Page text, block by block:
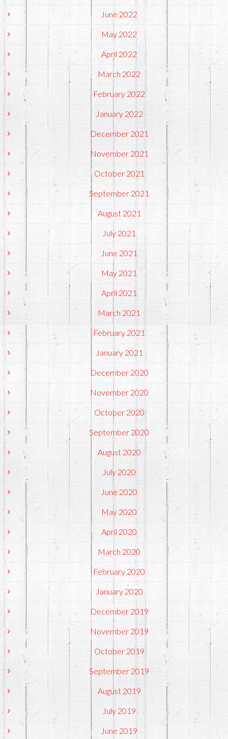
June 2022
May 2022
April 2022
March 2022
February 2022
January 2022
December 2021
November 2021
October 2021
September 2021
August 2021
July 2021
June 2021
May 2021
April 2021
March 2021
February 2021
January 2021
December 2020
November 2020
October 2020
September 2020
August 2020
July 2020
June 2020
May 2020
April 2020
March 2020
February 2020
January 2020
December 2019
November 2019
October 2019
September 2019
August 2019
July 2019
June 2019